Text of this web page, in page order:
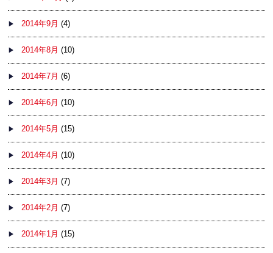
2014年9月 (4)
2014年8月 (10)
2014年7月 (6)
2014年6月 (10)
2014年5月 (15)
2014年4月 (10)
2014年3月 (7)
2014年2月 (7)
2014年1月 (15)